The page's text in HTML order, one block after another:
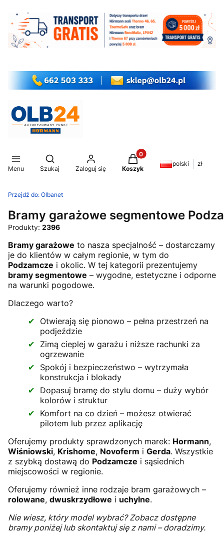
Menu
Otwórz wyszukiwarkę
Szukaj Zaloguj się
Produkty w koszyku: 0.
Koszyk
polski zł
Przejdź do: Olbanet
Bramy garażowe segmentowe
Produkty: 2396
Bramy garażowe to nasza specjalność – dostarczamy
je do klientów w całym regionie, w tym do
Podzamcze i okolic. W tej kategorii prezentujemy
bramy segmentowe – wygodne, estetyczne i odporne
na warunki pogodowe.
Dlaczego warto?
Otwierają się pionowo – pełna przestrzeń na
podjeździe
Zimą cieplej w garażu i niższe rachunki za
ogrzewanie
Spokój i bezpieczeństwo – wytrzymała
konstrukcja i blokady
Dopasuj bramę do stylu domu – duży wybór
kolorów i struktur
Komfort na co dzień – możesz otwierać
pilotem lub przez aplikację
Oferujemy produkty sprawdzonych marek: Hormann,
Wiśniowski, Krishome, Novoferm i Gerda. Wszystkie
z szybką dostawą do Podzamcze i sąsiednich
miejscowości w regionie.
Oferujemy również inne rodzaje bram garażowych –
rolowane, dwuskrzydłowe i uchylne.
Nie wiesz, który model wybrać? Zobacz dostępne
bramy poniżej lub skontaktuj się z nami – doradzimy.